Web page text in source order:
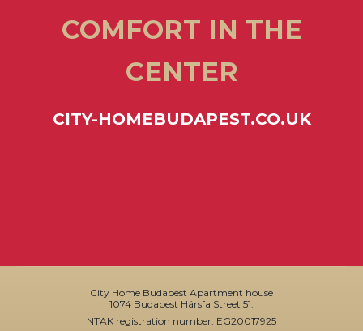
COMFORT IN THE
CENTER
CITY-HOMEBUDAPEST.CO.UK
City Home Budapest Apartment house
1074 Budapest Hársfa Street 51.
NTAK registration number: EG20017925